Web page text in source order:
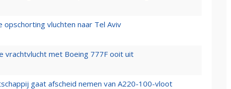
opschorting vluchten naar Tel Aviv
vrachtvlucht met Boeing 777F ooit uit
gaat afscheid nemen van A220-100-vloot